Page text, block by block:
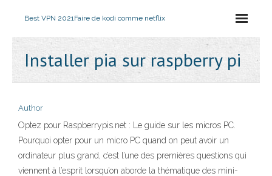
Best VPN 2021Faire de kodi comme netflix
Installer pia sur raspberry pi
Author
Optez pour Raspberrypis.net : Le guide sur les micros PC.
Pourquoi opter pour un micro PC quand on peut avoir un
ordinateur plus grand, c’est l’une des premières questions qui
viennent à l’esprit lorsqu’on aborde la thématique des mini-